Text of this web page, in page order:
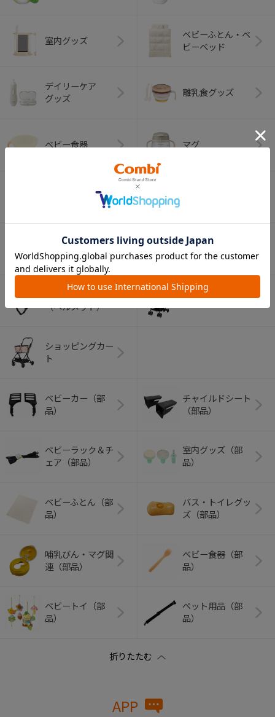
室内グッズ
ベビーふとん・ベ
ビーベッド
デイリーケア
グッズ
離乳食グッズ
ベビー食器 マグ
おはし・スプー
オーラルケア
（お口のケア）
ベビートイ
（ヘルメット）
ペット用品
ショッピングカー
ト
ベビーカー（部
品）
チャイルドシート
（部品）
ベビーラック＆チ
ェア（部品）
室内グッズ（部
品）
ベビーふとん（部
品）
バス・トイレグッ
ズ（部品）
哺乳びん・マグ関
連（部品）
ベビー食器（部
品）
ベビートイ（部
品）
ペット用品（部
品）
APP